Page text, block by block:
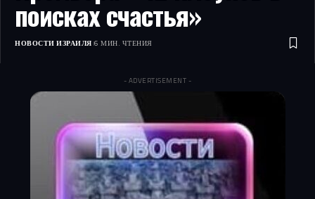
поисках счастья»
НОВОСТИ ИЗРАИЛЯ 6 МИН. ЧТЕНИЯ
- ADVERTISEMENT -